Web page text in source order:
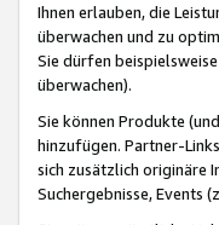
Ihnen erlauben, die
überwachen und zu
Sie dürfen
überwachen).
Sie können Produkte
hinzufügen. Partner-
sich zusätzlich originäre
Suchergebnisse, Events